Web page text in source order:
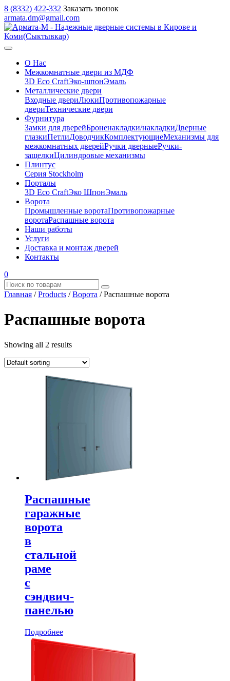
8 (8332) 422-332 Заказать звонок
armata.dm@gmail.com
О Нас
Межкомнатные двери из МДФ
3D Eco CraftЭко-шпонЭмаль
Металлические двери
Входные двериЛюкиПротивопожарные
двериТехнические двери
Фурнитура
Замки для дверейБроненакладки/накладкиДверные
глазкиПетлиДоводчикКомплектующиеМеханизмы для
межкомнатных дверейРучки дверныеРучки-
защелкиЦилиндровые механизмы
Плинтус
Серия Stockholm
Порталы
3D Eco CraftЭко ШпонЭмаль
Ворота
Промышленные воротаПротивопожарные
воротаРаспашные ворота
Наши работы
Услуги
Доставка и монтаж дверей
Контакты
0
Главная /Products /Ворота /Распашные ворота
Распашные ворота
Showing all 2 results
Распашные
гаражные
ворота
в
стальной
раме
с
сэндвич-
панелью
Подробнее